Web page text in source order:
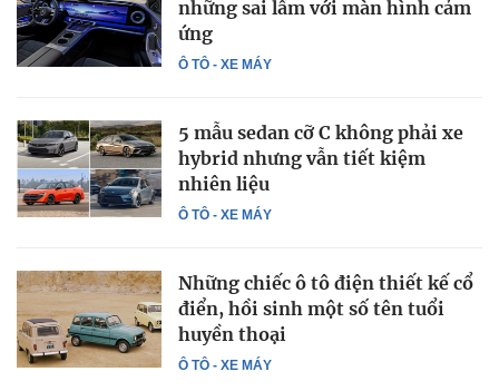
Ô TÔ - XE MÁY
những sai lầm với màn hình cảm
ứng
Ô TÔ - XE MÁY
5 mẫu sedan cỡ C không phải xe
hybrid nhưng vẫn tiết kiệm
nhiên liệu
Ô TÔ - XE MÁY
Những chiếc ô tô điện thiết kế cổ
điển, hồi sinh một số tên tuổi
huyền thoại